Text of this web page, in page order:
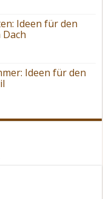
Ideen für den
Ideen für den